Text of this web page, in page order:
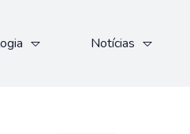
Notícias